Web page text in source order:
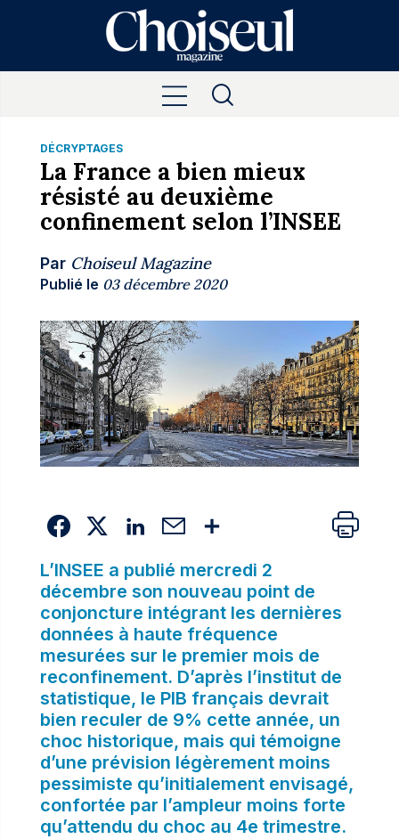
DÉCRYPTAGES
La France a bien mieux
résisté au deuxième
confinement selon l’INSEE
Par Choiseul Magazine
Publié le 03 décembre 2020
L’INSEE a publié mercredi 2
décembre son nouveau point de
conjoncture intégrant les dernières
données à haute fréquence
mesurées sur le premier mois de
reconfinement. D’après l’institut de
statistique, le PIB français devrait
bien reculer de 9% cette année, un
choc historique, mais qui témoigne
d’une prévision légèrement moins
pessimiste qu’initialement envisagé,
confortée par l’ampleur moins forte
qu’attendu du choc au 4e trimestre.